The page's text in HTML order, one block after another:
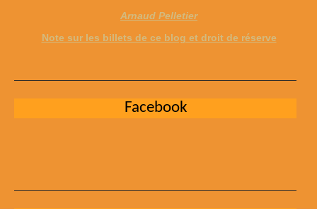
Arnaud Pelletier
Note sur les billets de ce blog et droit de réserve
Facebook